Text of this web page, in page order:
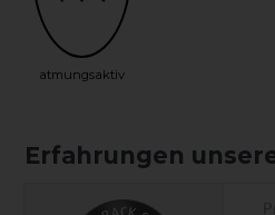
atmungsaktiv